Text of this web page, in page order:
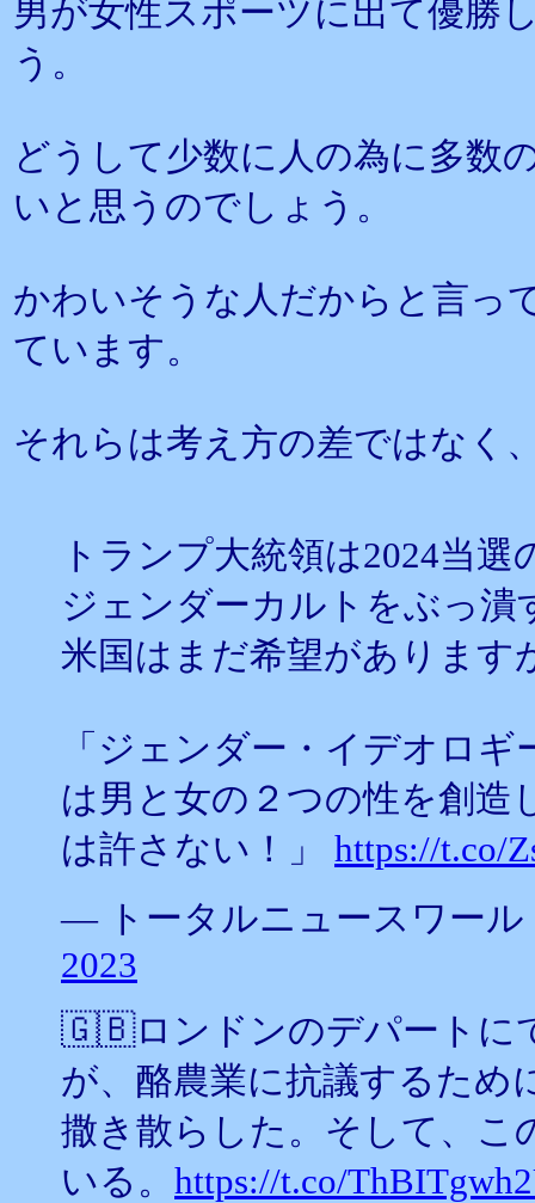
男が女性スポーツに出て優勝
う。
どうして少数に人の為に多数
いと思うのでしょう。
かわいそうな人だからと言っ
ています。
それらは考え方の差ではなく
トランプ大統領は2024当
ジェンダーカルトをぶっ
米国はまだ希望があります
「ジェンダー・イデオロ
は男と女の２つの性を創造
は許さない！」 https://t.co/
— トータルニュースワール
2023
🇬🇧ロンドンのデパートに
が、酪農業に抗議するため
撒き散らした。そして、こ
いる。 https://t.co/